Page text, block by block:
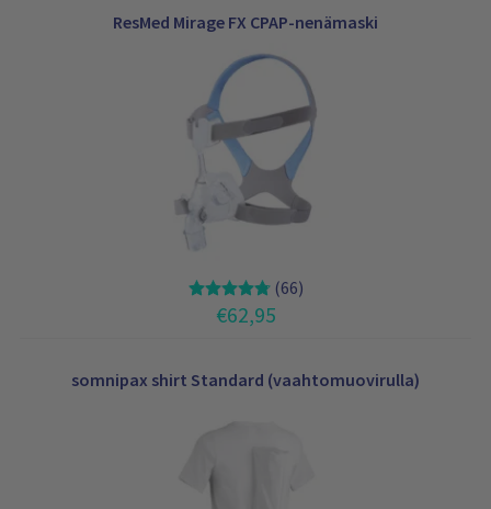
€
1
ResMed Mirage FX CPAP-nenämaski
(66)
€62,95
somnipax shirt Standard (vaahtomuovirulla)